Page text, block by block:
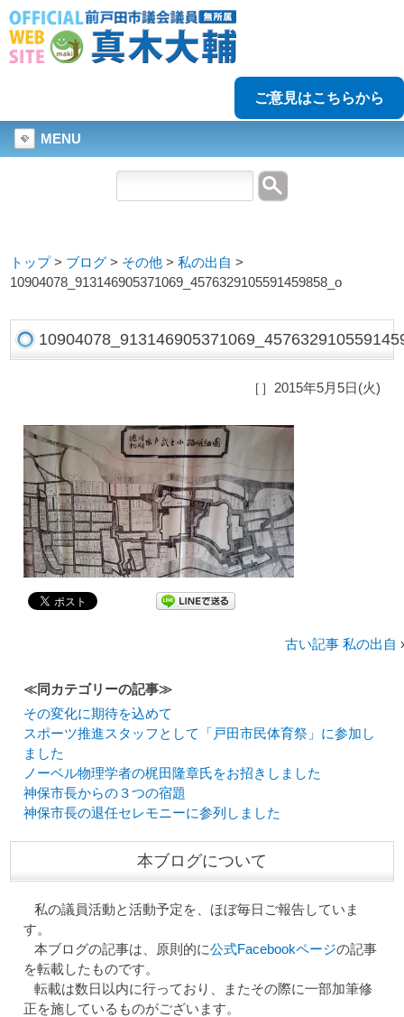
ご意見はこちらから
MENU
トップ> ブログ > その他 >私の出自 >
10904078_913146905371069_4576329105591459858_o
［］2015年5月5日(火)
古い記事 私の出自
≪同カテゴリーの記事≫
その変化に期待を込めて
スポーツ推進スタッフとして「戸田市民体育祭」に参加し
ました
ノーベル物理学者の梶田隆章氏をお招きしました
神保市長からの３つの宿題
神保市長の退任セレモニーに参列しました
本ブログについて
私の議員活動と活動予定を、ほぼ毎日ご報告していま
す。
本ブログの記事は、原則的に公式Facebookページの記事
を転載したものです。
転載は数日以内に行っており、またその際に一部加筆修
正を施しているものがございます。